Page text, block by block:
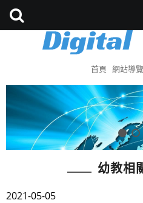
首頁 網站導覽
幼教相
2021-05-05